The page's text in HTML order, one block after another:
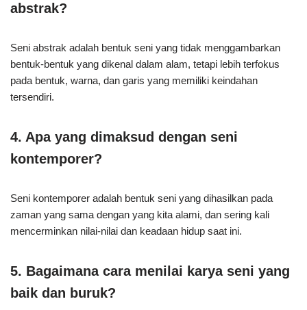
abstrak?
Seni abstrak adalah bentuk seni yang tidak menggambarkan
bentuk-bentuk yang dikenal dalam alam, tetapi lebih terfokus
pada bentuk, warna, dan garis yang memiliki keindahan
tersendiri.
4. Apa yang dimaksud dengan seni
kontemporer?
Seni kontemporer adalah bentuk seni yang dihasilkan pada
zaman yang sama dengan yang kita alami, dan sering kali
mencerminkan nilai-nilai dan keadaan hidup saat ini.
5. Bagaimana cara menilai karya seni yang
baik dan buruk?